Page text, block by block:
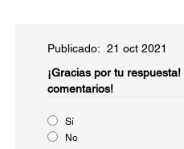
Publicado: 21 oct 2021
¡Gracias por tu respuesta!
comentarios!
Sí
No